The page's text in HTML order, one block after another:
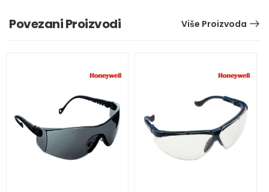
Povezani Proizvodi Više Proizvoda